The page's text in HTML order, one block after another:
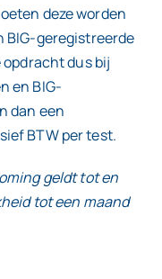
deze worden
BIG-geregistreerde
dus bij
en BIG-
dan een
BTW per test.
geldt tot en
tot een maand